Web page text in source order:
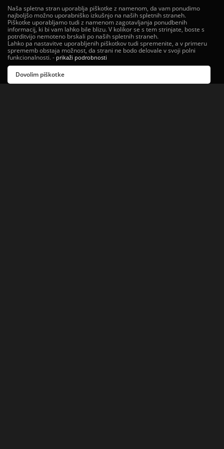
Naša spletna stran uporablja piškotke z namenom, da vam ponudimo
najboljšo možno uporabniško izkušnjo na naših spletnih straneh.
Piškotke uporabljamo tudi z namenom zagotavljanja ponudbenih
informacij, ki bi vam lahko bile blizu. V kolikor se s tem strinjate, boste s
potrditvijo nemoteno brskali po naših spletnih straneh.
Lahko pa nastavitve uporabljenih piškotkov tudi spremenite, a v primeru
sprememb obstaja možnost, da strani ne bodo delovale v svoji polni
funkcionalnosti.- prikaži podrobnosti
Dovolim piškotke